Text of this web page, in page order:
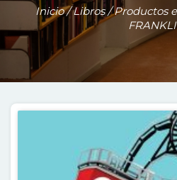
Inicio/Libros/ Productos